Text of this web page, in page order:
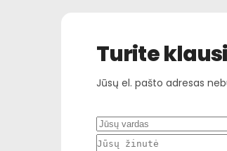
Turite
Jūsų el. pašto adresas